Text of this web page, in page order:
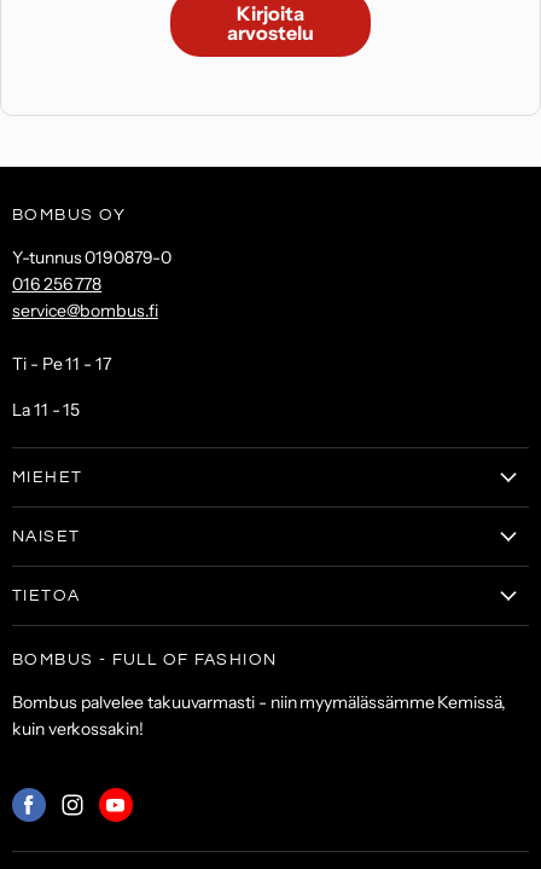
Kirjoita
arvostelu
BOMBUS OY
Y-tunnus 0190879-0
016 256 778
service@bombus.fi
Ti - Pe 11 - 17
La 11 - 15
MIEHET
Laukut & lompakot
Asusteet
ALE
NAISET
Laukut & lompakot
TIETOA
Toimitus- ja maksuehdot
Palveluehdot
BOMBUS - FULL OF FASHION
Bombus palvelee takuuvarmasti - niin myymälässämme Kemissä,
kuin verkossakin!
Mistä
MistäMistä